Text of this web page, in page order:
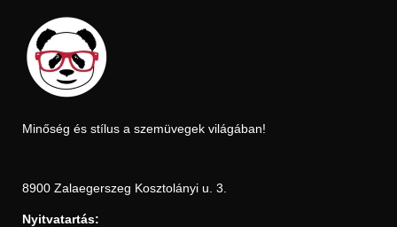
Minőség és stílus a szemüvegek világában!
8900 Zalaegerszeg Kosztolányi u. 3.
Nyitvatartás: